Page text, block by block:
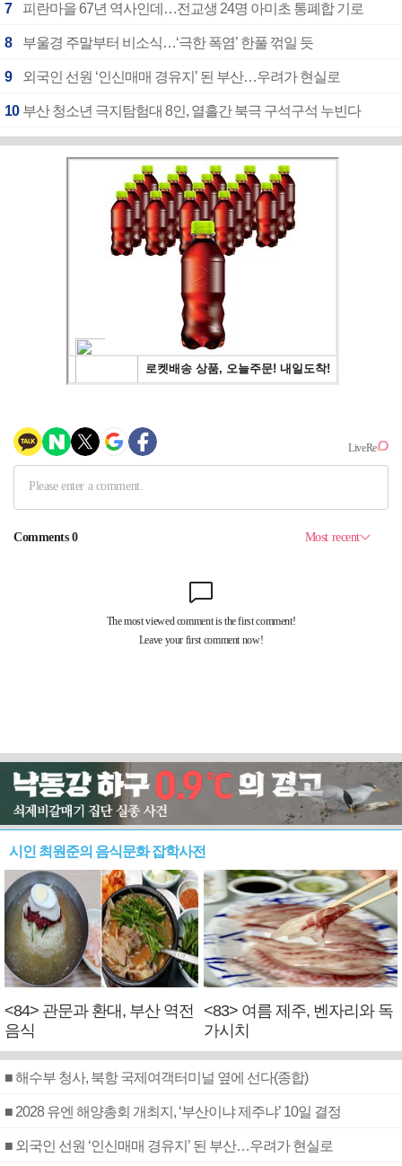
7 피란마을 67년 역사인데…전교생 24명 아미초 통폐합 기로
8 부울경 주말부터 비소식…‘극한 폭염’ 한풀 꺾일 듯
9 외국인 선원 ‘인신매매 경유지’ 된 부산…우려가 현실로
10 부산 청소년 극지탐험대 8인, 열흘간 북극 구석구석 누빈다
시인 최원준의 음식문화 잡학사전
<84> 관문과 환대, 부산 역전
음식
<83> 여름 제주, 벤자리와 독
가시치
■ 해수부 청사, 북항 국제여객터미널 옆에 선다(종합)
■ 2028 유엔 해양총회 개최지, ‘부산이냐 제주냐’ 10일 결정
■ 외국인 선원 ‘인신매매 경유지’ 된 부산…우려가 현실로